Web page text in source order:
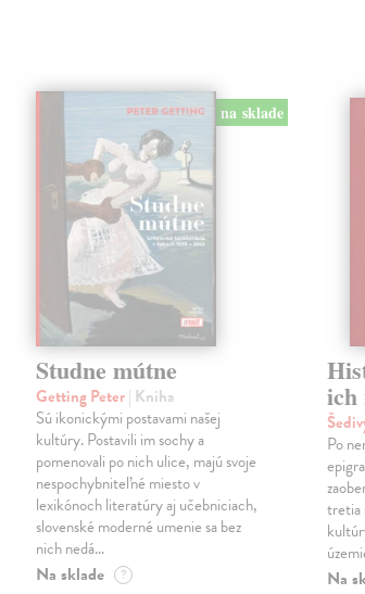
na sklade
Studne mútne
Getting Peter| Kniha
Sú ikonickými postavami našej
kultúry. Postavili im sochy a
pomenovali po nich ulice, majú svoje
nespochybniteľné miesto v
lexikónoch literatúry aj učebniciach,
slovenské moderné umenie sa bez
nich nedá…
Na sklade ?
ich
Po
tretia
Na